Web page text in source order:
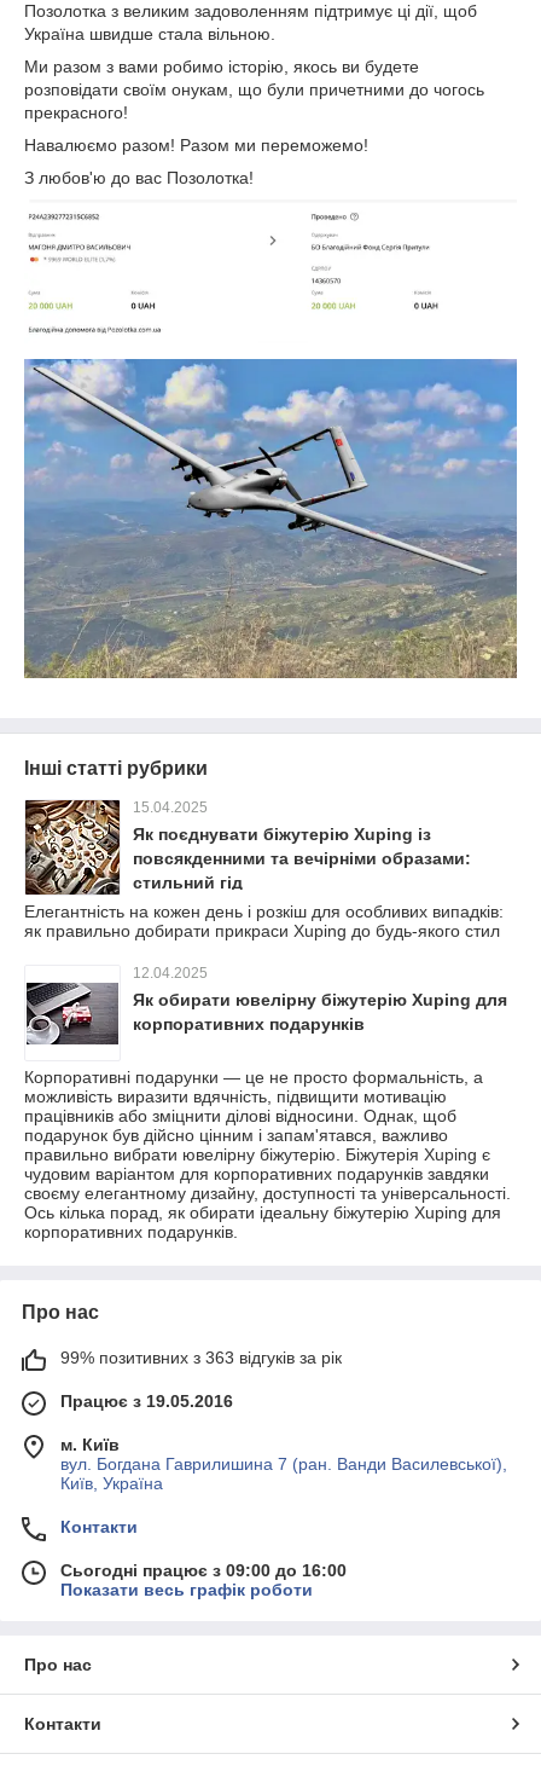
Позолотка з великим задоволенням підтримує ці дії, щоб
Україна швидше стала вільною.
Ми разом з вами робимо історію, якось ви будете
розповідати своїм онукам, що були причетними до чогось
прекрасного!
Навалюємо разом! Разом ми переможемо!
З любов'ю до вас Позолотка!
Інші статті рубрики
15.04.2025
Як поєднувати біжутерію Xuping із
повсякденними та вечірніми образами:
стильний гід
Елегантність на кожен день і розкіш для особливих випадків:
як правильно добирати прикраси Xuping до будь-якого стил
12.04.2025
Як обирати ювелірну біжутерію Xuping для
корпоративних подарунків
Корпоративні подарунки — це не просто формальність, а
можливість виразити вдячність, підвищити мотивацію
працівників або зміцнити ділові відносини. Однак, щоб
подарунок був дійсно цінним і запам'ятався, важливо
правильно вибрати ювелірну біжутерію. Біжутерія Xuping є
чудовим варіантом для корпоративних подарунків завдяки
своєму елегантному дизайну, доступності та універсальності.
Ось кілька порад, як обирати ідеальну біжутерію Xuping для
корпоративних подарунків.
Про нас
99% позитивних з 363 відгуків за рік
Працює з 19.05.2016
м. Київ
вул. Богдана Гаврилишина 7 (ран. Ванди Василевської),
Київ, Україна
Контакти
Сьогодні працює з 09:00 до 16:00
Показати весь графік роботи
Про нас
Контакти